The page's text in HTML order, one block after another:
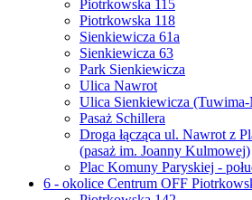
Piotrkowska 115
Piotrkowska 118
Sienkiewicza 61a
Sienkiewicza 63
Park Sienkiewicza
Ulica Nawrot
Ulica Sienkiewicza
Pasaż Schillera
Droga łącząca ul. Nawrot z
(pasaż im. Joanny Kulmowej)
Plac Komuny Paryskiej -
6 - okolice Centrum OFF